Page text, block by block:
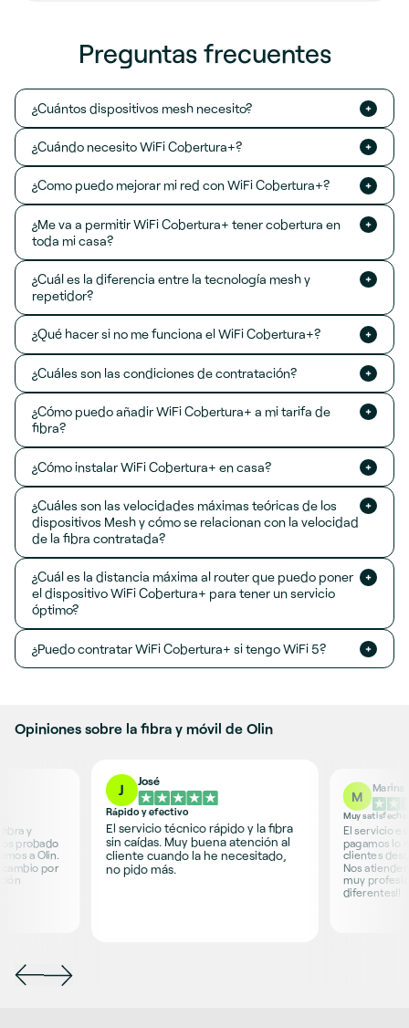
Preguntas frecuentes
¿Cuántos dispositivos mesh necesito?
¿Cuándo necesito WiFi Cobertura+?
¿Como puedo mejorar mi red con WiFi Cobertura+?
¿Me va a permitir WiFi Cobertura+ tener cobertura en
toda mi casa?
¿Cuál es la diferencia entre la tecnología mesh y
repetidor?
¿Qué hacer si no me funciona el WiFi Cobertura+?
¿Cuáles son las condiciones de contratación?
¿Cómo puedo añadir WiFi Cobertura+ a mi tarifa de
fibra?
¿Cómo instalar WiFi Cobertura+ en casa?
¿Cuáles son las velocidades máximas teóricas de los
dispositivos Mesh y cómo se relacionan con la velocidad
de la fibra contratada?
¿Cuál es la distancia máxima al router que puedo poner
el dispositivo WiFi Cobertura+ para tener un servicio
óptimo?
¿Puedo contratar WiFi Cobertura+ si tengo WiFi 5?
Opiniones sobre la fibra y móvil de Olin
y
probado
a Olin.
por
J
José
Rápido y efectivo
El servicio técnico rápido y la fibra
sin caídas. Muy buena atención al
cliente cuando la he necesitado,
no pido más.
M
Marina
Muy
El servicio
pagamos lo
clientes
Nos
muy
diferentes!!